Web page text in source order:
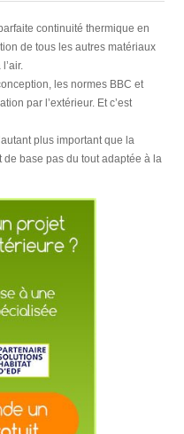
continuité thermique en
de tous les autres matériaux
les normes BBC et
par l’extérieur. Et c’est
plus important que la
de base pas du tout adaptée à la